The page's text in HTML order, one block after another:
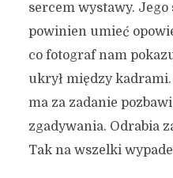
sercem wystawy.
powinien umieć
co fotograf nam
ukrył między
ma za zadanie
zgadywania. Odrabia
Tak na wszelki